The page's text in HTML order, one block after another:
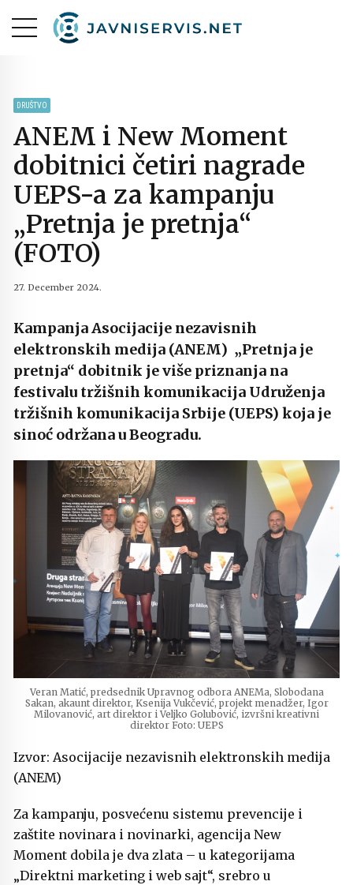
DRUŠTVO
ANEM i New Moment
dobitnici četiri nagrade
UEPS-a za kampanju
„Pretnja je pretnja“
(FOTO)
27. December 2024.
Kampanja Asocijacije nezavisnih
elektronskih medija (ANEM) „Pretnja je
pretnja“ dobitnik je više priznanja na
festivalu tržišnih komunikacija Udruženja
tržišnih komunikacija Srbije (UEPS) koja je
sinoć održana u Beogradu.
Veran Matić, predsednik Upravnog odbora ANEMa, Slobodana
Sakan, akaunt direktor, Ksenija Vukčević, projekt menadžer, Igor
Milovanović, art direktor i Veljko Golubović, izvršni kreativni
direktor Foto: UEPS
Izvor: Asocijacije nezavisnih elektronskih medija
(ANEM)
Za kampanju, posvećenu sistemu prevencije i
zaštite novinara i novinarki, agencija New
Moment dobila je dva zlata – u kategorijama
„Direktni marketing i web sajt“, srebro u